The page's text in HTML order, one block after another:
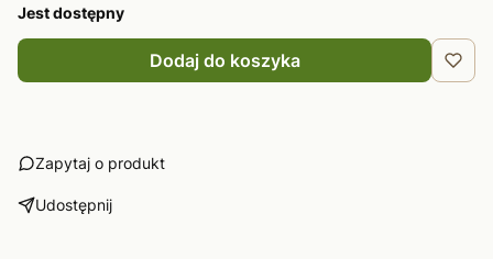
Jest dostępny
Dodaj do koszyka
Zapytaj o produkt
Udostępnij